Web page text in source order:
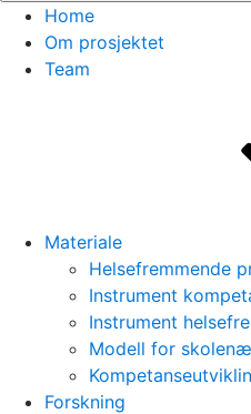
Home
Om prosjektet
Team
Materiale
Helsefremmende
Instrument
Instrument
Modell for
Forskning